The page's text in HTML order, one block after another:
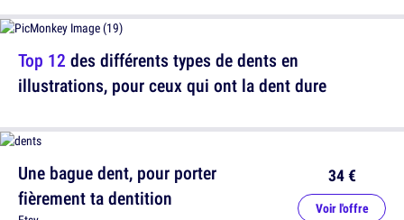
Top 12 des différents types de dents en
illustrations, pour ceux qui ont la dent dure
Une bague dent, pour porter
fièrement ta dentition
34 €
Voir l'offre